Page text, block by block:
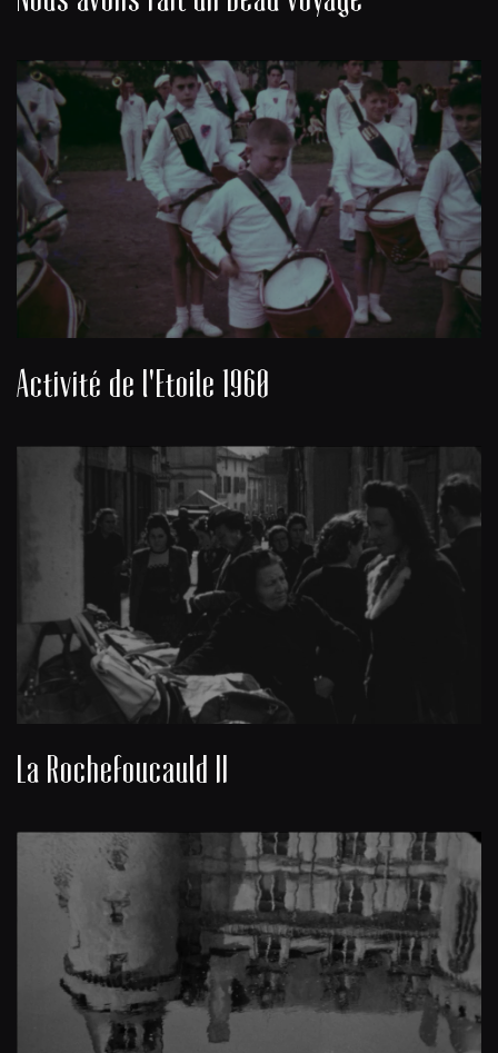
Activité de l'Etoile 1960
La Rochefoucauld II